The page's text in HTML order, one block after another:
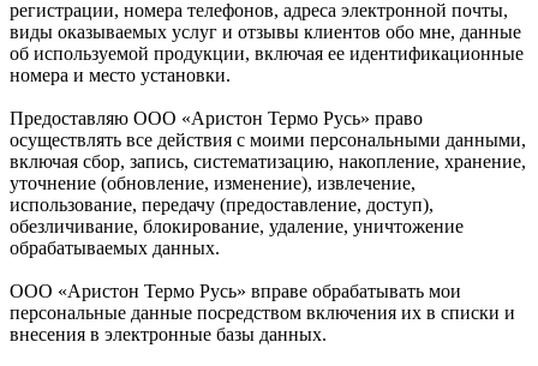
регистрации, номера телефонов, адреса электронной почты,
виды оказываемых услуг и отзывы клиентов обо мне, данные
об используемой продукции, включая ее идентификационные
номера и место установки.
Предоставляю ООО «Аристон Термо Русь» право
осуществлять все действия с моими персональными данными,
включая сбор, запись, систематизацию, накопление, хранение,
уточнение (обновление, изменение), извлечение,
использование, передачу (предоставление, доступ),
обезличивание, блокирование, удаление, уничтожение
обрабатываемых данных.
ООО «Аристон Термо Русь» вправе обрабатывать мои
персональные данные посредством включения их в списки и
внесения в электронные базы данных.